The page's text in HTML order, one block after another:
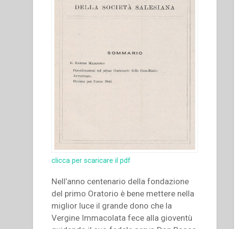
clicca per scaricare il pdf
Nell’anno centenario della fondazione
del primo Oratorio è bene mettere nella
miglior luce il grande dono che la
Vergine Immacolata fece alla gioventù